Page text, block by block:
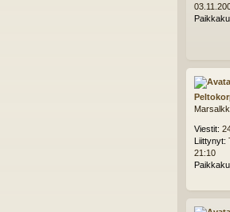
Viestit:
Liittynyt:
21:10